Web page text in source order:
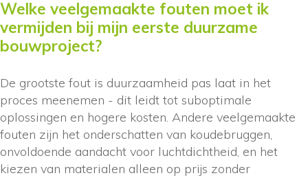
Welke veelgemaakte fouten moet ik
vermijden bij mijn eerste duurzame
bouwproject?
De grootste fout is duurzaamheid pas laat in het
proces meenemen - dit leidt tot suboptimale
oplossingen en hogere kosten. Andere veelgemaakte
fouten zijn het onderschatten van koudebruggen,
onvoldoende aandacht voor luchtdichtheid, en het
kiezen van materialen alleen op prijs zonder